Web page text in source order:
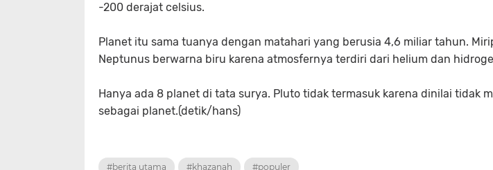
-200 derajat celsius.
Planet itu sama tuanya dengan matahari yang berusia 4,6 miliar tahun.
Neptunus berwarna biru karena atmosfernya terdiri dari helium dan
Hanya ada 8 planet di tata surya. Pluto tidak termasuk karena dinilai tidak
sebagai planet.(detik/hans)
#berita utama #khazanah #populer